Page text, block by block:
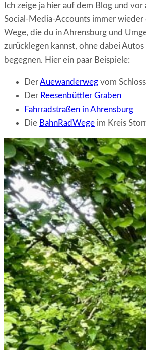
Ich zeige ja hier auf dem Blog und vor
Social-Media-Accounts immer wieder
Wege, die du in Ahrensburg und
zurücklegen kannst, ohne dabei
begegnen. Hier ein paar Beispiele:
DerAuewanderweg vom
Der Reesenbüttler Graben
Fahrradstraßen in Ahrensburg
Die BahnRadWege im Kreis